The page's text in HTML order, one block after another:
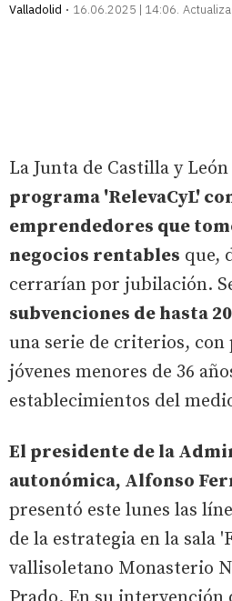
Valladolid
16.06.2025 | 14:06
La Junta de Castilla y León
programa 'RelevaCyL'
emprendedores que
negocios rentables que,
cerrarían por jubilación.
subvenciones de hasta
una serie de criterios, con
jóvenes menores de 36
establecimientos del
El presidente de la
autonómica, Alfonso
presentó este lunes las
de la estrategia en la sala
vallisoletano Monasterio